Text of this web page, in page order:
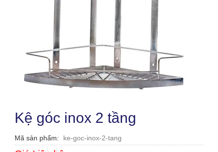
Kệ góc inox 2 tầng
Mã sản phẩm ke-goc-inox-2-tang